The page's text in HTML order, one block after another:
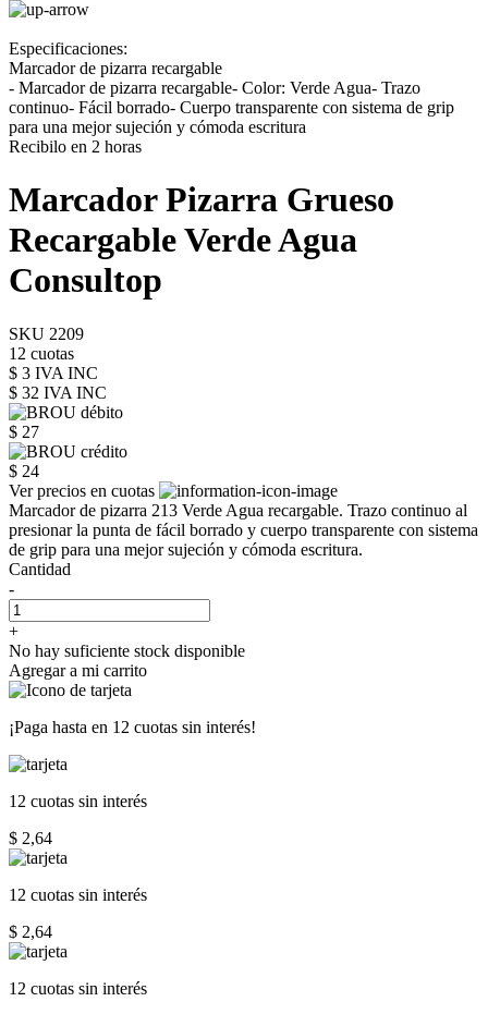
Especificaciones:
Marcador de pizarra recargable
- Marcador de pizarra recargable- Color: Verde Agua- Trazo
continuo- Fácil borrado- Cuerpo transparente con sistema de grip
para una mejor sujeción y cómoda escritura
Recibilo en 2 horas
Marcador Pizarra Grueso
Recargable Verde Agua
Consultop
SKU 2209
12 cuotas
$ 3 IVA INC
$ 32 IVA INC
$ 27
$ 24
Ver precios en cuotas
Marcador de pizarra 213 Verde Agua recargable. Trazo continuo al
presionar la punta de fácil borrado y cuerpo transparente con sistema
de grip para una mejor sujeción y cómoda escritura.
Cantidad
-
+
No hay suficiente stock disponible
Agregar a mi carrito
¡Paga hasta en 12 cuotas sin interés!
12 cuotas sin interés
$ 2,64
12 cuotas sin interés
$ 2,64
12 cuotas sin interés